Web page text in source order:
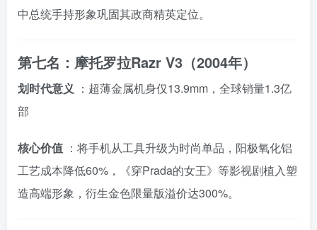
中总统手持形象巩固其政商精英定位。
第七名：摩托罗拉Razr V3（2004年）
划时代意义 ：超薄金属机身仅13.9mm，全球销量1.3亿
部
核心价值 ：将手机从工具升级为时尚单品，阳极氧化铝
工艺成本降低60%，《穿Prada的女王》等影视剧植入塑
造高端形象，衍生金色限量版溢价达300%。